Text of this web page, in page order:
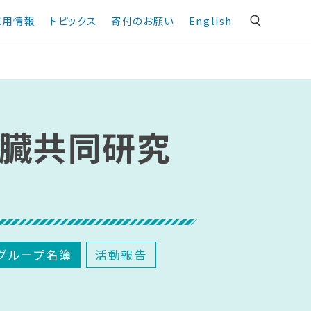
情報 トピックス 寄付のお願い English
共同研究
ループ名簿
活動報告